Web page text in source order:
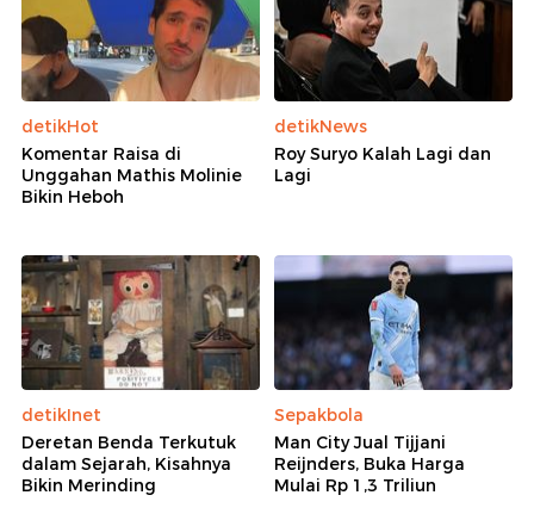
detikHot
Komentar Raisa di
Unggahan Mathis Molinie
Bikin Heboh
detikNews
Roy Suryo Kalah Lagi dan
Lagi
detikInet
Deretan Benda Terkutuk
dalam Sejarah, Kisahnya
Bikin Merinding
Sepakbola
Man City Jual Tijjani
Reijnders, Buka Harga
Mulai Rp 1,3 Triliun